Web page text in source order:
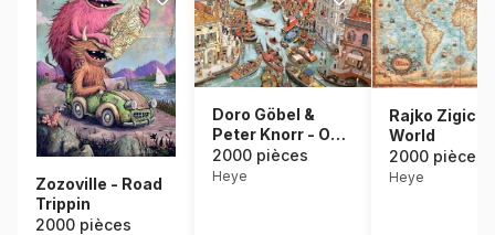
Zozoville - Road
Trippin
2000 pièces
Doro Göbel &
Peter Knorr - O
Sole Mio!
2000 pièces
Heye
Rajko Zigic -
World
2000 pièces
Heye